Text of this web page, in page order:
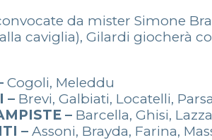
da mister Simone
caviglia), Gilardi giocherà
Cogoli, Meleddu
– Brevi, Galbiati, Locatelli,
– Barcella, Ghisi,
– Assoni, Brayda, Farina,